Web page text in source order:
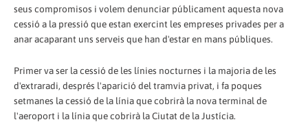
seus compromisos i volem denunciar públicament aquesta nova
cessió a la pressió que estan exercint les empreses privades per a
anar acaparant uns serveis que han d'estar en mans públiques.
Primer va ser la cessió de les línies nocturnes i la majoria de les
d'extraradi, després l'aparició del tramvia privat, i fa poques
setmanes la cessió de la línia que cobrirà la nova terminal de
l'aeroport i la línia que cobrirà la Ciutat de la Justícia.